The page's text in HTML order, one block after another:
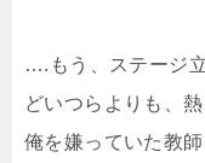
….もう、ステージ
どいつらよりも、熱
俺を嫌っていた教